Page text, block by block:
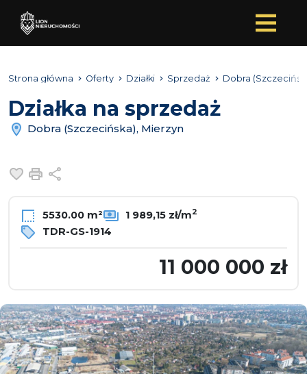
Strona główna Oferty Działki Sprzedaż Dobra
Działka na sprzedaż
Dobra (Szczecińska), Mierzyn
Dodaj do ulubionych
Drukuj
5530.00 m² 1 989,15 zł/m2
TDR-GS-1914
11 000 000 zł